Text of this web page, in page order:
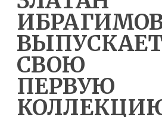
СВОЮ
ПЕРВУЮ